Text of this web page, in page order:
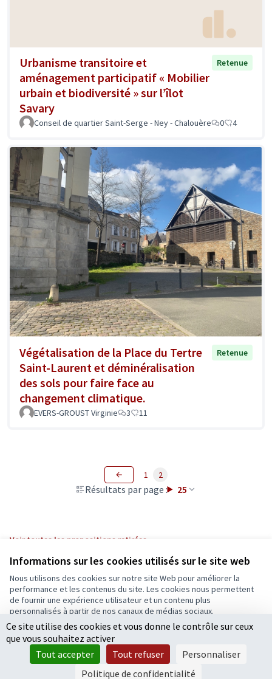
Informations sur les cookies utilisés sur le site web
Nous utilisons des cookies sur notre site Web pour améliorer la
performance et les contenus du site. Les cookies nous permettent
de fournir une expérience utilisateur et un contenu plus
personnalisés à partir de nos canaux de médias sociaux.
Tout accepter
Accepter seulement les cookies essentiels
Paramètres
Urbanisme transitoire et
aménagement participatif « Mobilier
urbain et biodiversité » sur l’îlot
Savary
Retenue
Conseil de quartier Saint-Serge - Ney - Chalouère 0 4
Végétalisation de la Place du Tertre
Saint-Laurent et déminéralisation
des sols pour faire face au
changement climatique.
Retenue
EVERS-GROUST Virginie 3 11
Résultats par page : 25
1 2
Voir toutes les propositions retirées
Conditions d'utilisation
Paramètres des cookies
Ecrivons Angers sur X
(Lien externe)
Ecrivons Angers sur Facebook
(Lien externe)
logiciel libre Decidim .
Licence
(Lien
Ce site utilise des cookies et vous donne le contrôle sur ceux
que vous souhaitez activer
Tout accepter
Tout refuser
Personnaliser
Politique de confidentialité